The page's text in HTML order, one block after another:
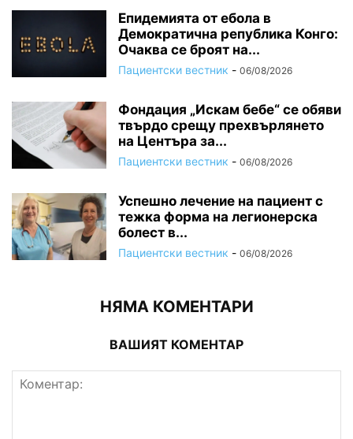
Епидемията от ебола в
Демократична република Конго:
Очаква се броят на...
Пациентски вестник - 06/08/2026
Фондация „Искам бебе“ се обяви
твърдо срещу прехвърлянето
на Центъра за...
Пациентски вестник - 06/08/2026
Успешно лечение на пациент с
тежка форма на легионерска
болест в...
Пациентски вестник - 06/08/2026
НЯМА КОМЕНТАРИ
ВАШИЯТ КОМЕНТАР